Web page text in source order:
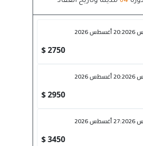
:20 أغسطس 2026
2750 $
:20 أغسطس 2026
2950 $
:27 أغسطس 2026
3450 $